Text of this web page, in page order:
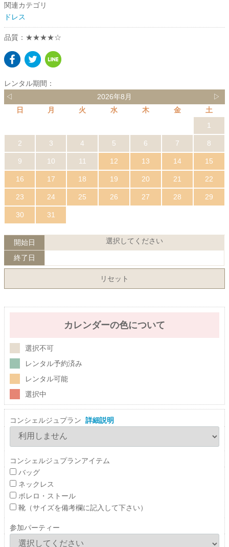
関連カテゴリ
ドレス
品質：★★★★☆
レンタル期間：
◁
2026年8月
▷
日
月 火 水 木 金
土
1
2 3 4 5 6 7 8
9 10 11 12 13 14 15
16 17 18 19 20 21 22
23 24 25 26 27 28 29
30 31
開始日 選択してください
終了日
リセット
カレンダーの色について
選択不可
レンタル予約済み
レンタル可能
選択中
コンシェルジュプラン 詳細説明
コンシェルジュプランアイテム
バッグ
ネックレス
ボレロ・ストール
靴（サイズを備考欄に記入して下さい）
参加パーティー